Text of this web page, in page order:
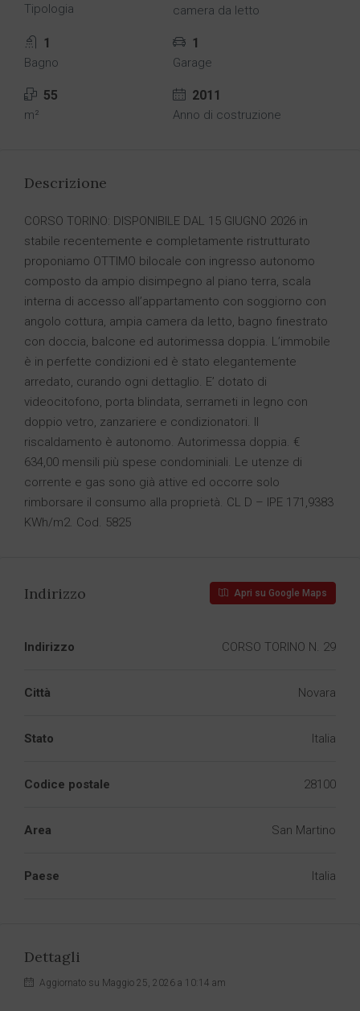
Tipologia camera da letto
1
Bagno
1
Garage
55
m²
2011
Anno di costruzione
Descrizione
CORSO TORINO: DISPONIBILE DAL 15 GIUGNO 2026 in
stabile recentemente e completamente ristrutturato
proponiamo OTTIMO bilocale con ingresso autonomo
composto da ampio disimpegno al piano terra, scala
interna di accesso all’appartamento con soggiorno con
angolo cottura, ampia camera da letto, bagno finestrato
con doccia, balcone ed autorimessa doppia. L’immobile
è in perfette condizioni ed è stato elegantemente
arredato, curando ogni dettaglio. E’ dotato di
videocitofono, porta blindata, serrameti in legno con
doppio vetro, zanzariere e condizionatori. Il
riscaldamento è autonomo. Autorimessa doppia. €
634,00 mensili più spese condominiali. Le utenze di
corrente e gas sono già attive ed occorre solo
rimborsare il consumo alla proprietà. CL D – IPE 171,9383
KWh/m2. Cod. 5825
Indirizzo Apri su Google Maps
Indirizzo CORSO TORINO N. 29
Città Novara
Stato Italia
Codice postale 28100
Area San Martino
Paese Italia
Dettagli
Aggiornato su Maggio 25, 2026 a 10:14 am